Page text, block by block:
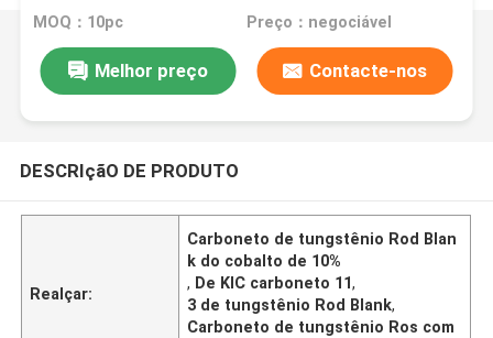
refrigerante
MOQ：10pc Preço：negociável
Melhor preço Contacte-nos
DESCRIçãO DE PRODUTO
Realçar:
Carboneto de tungstênio Rod Blan
k do cobalto de 10%
, De KIC carboneto 11,
3 de tungstênio Rod Blank,
Carboneto de tungstênio Ros com